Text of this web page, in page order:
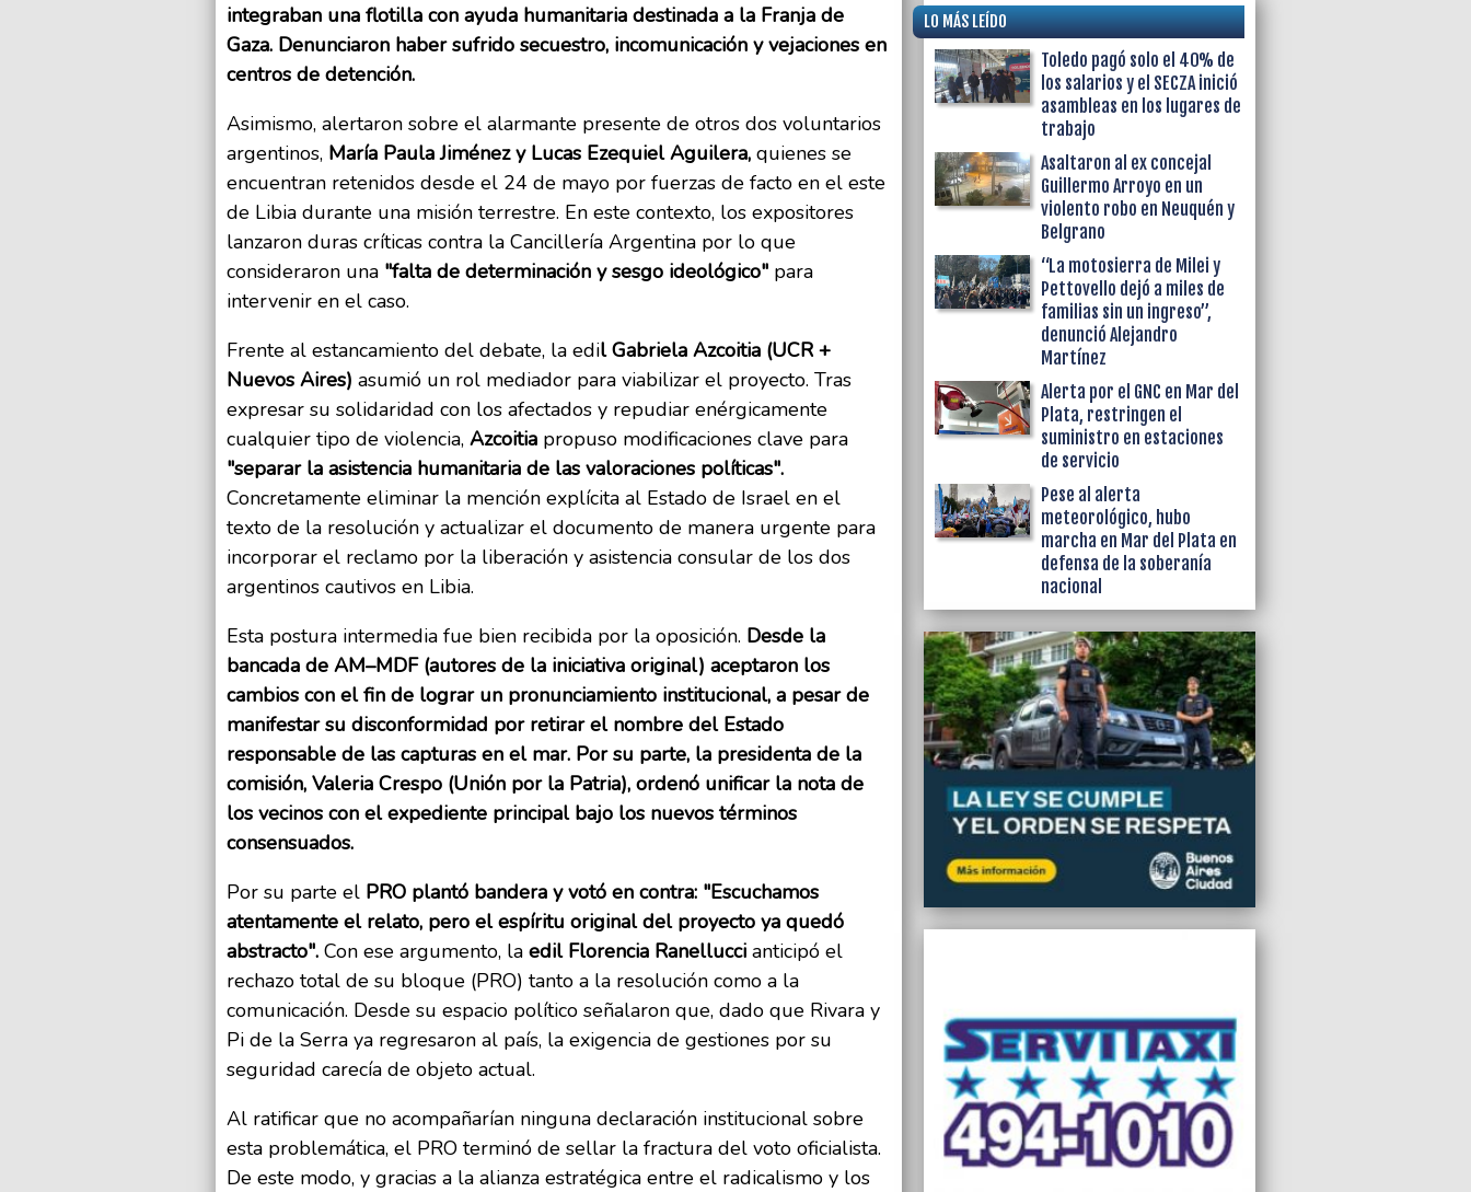
integraban una flotilla con ayuda humanitaria destinada a la Franja de
Gaza. Denunciaron haber sufrido secuestro, incomunicación y vejaciones en
centros de detención.
Asimismo, alertaron sobre el alarmante presente de otros dos voluntarios
argentinos, María Paula Jiménez y Lucas Ezequiel Aguilera, quienes se
encuentran retenidos desde el 24 de mayo por fuerzas de facto en el este
de Libia durante una misión terrestre. En este contexto, los expositores
lanzaron duras críticas contra la Cancillería Argentina por lo que
consideraron una "falta de determinación y sesgo ideológico" para
intervenir en el caso.
Frente al estancamiento del debate, la edil Gabriela Azcoitia (UCR +
Nuevos Aires) asumió un rol mediador para viabilizar el proyecto. Tras
expresar su solidaridad con los afectados y repudiar enérgicamente
cualquier tipo de violencia, Azcoitia propuso modificaciones clave para
"separar la asistencia humanitaria de las valoraciones políticas".
Concretamente eliminar la mención explícita al Estado de Israel en el
texto de la resolución y actualizar el documento de manera urgente para
incorporar el reclamo por la liberación y asistencia consular de los dos
argentinos cautivos en Libia.
Esta postura intermedia fue bien recibida por la oposición. Desde la
bancada de AM–MDF (autores de la iniciativa original) aceptaron los
cambios con el fin de lograr un pronunciamiento institucional, a pesar de
manifestar su disconformidad por retirar el nombre del Estado
responsable de las capturas en el mar. Por su parte, la presidenta de la
comisión, Valeria Crespo (Unión por la Patria), ordenó unificar la nota de
los vecinos con el expediente principal bajo los nuevos términos
consensuados.
Por su parte el PRO plantó bandera y votó en contra: "Escuchamos
atentamente el relato, pero el espíritu original del proyecto ya quedó
abstracto". Con ese argumento, la edil Florencia Ranellucci anticipó el
rechazo total de su bloque (PRO) tanto a la resolución como a la
comunicación. Desde su espacio político señalaron que, dado que Rivara y
Pi de la Serra ya regresaron al país, la exigencia de gestiones por su
seguridad carecía de objeto actual.
Al ratificar que no acompañarían ninguna declaración institucional sobre
esta problemática, el PRO terminó de sellar la fractura del voto oficialista.
De este modo, y gracias a la alianza estratégica entre el radicalismo y los
LO MÁS LEÍDO
Toledo pagó solo el 40% de
los salarios y el SECZA inició
asambleas en los lugares de
trabajo
Asaltaron al ex concejal
Guillermo Arroyo en un
violento robo en Neuquén y
Belgrano
“La motosierra de Milei y
Pettovello dejó a miles de
familias sin un ingreso”,
denunció Alejandro
Martínez
Alerta por el GNC en Mar del
Plata, restringen el
suministro en estaciones
de servicio
Pese al alerta
meteorológico, hubo
marcha en Mar del Plata en
defensa de la soberanía
nacional